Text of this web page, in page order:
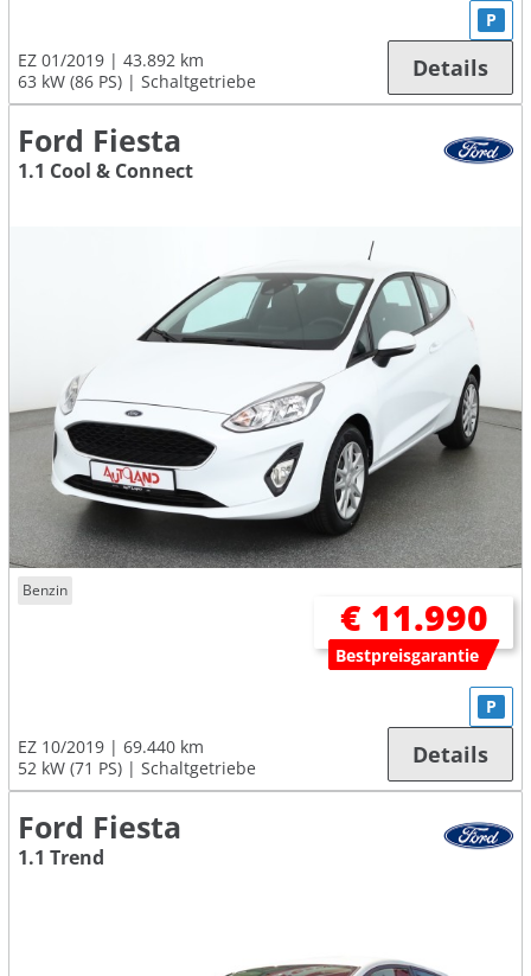
EZ 01/2019
43.892 km
63 kW (86 PS)
Schaltgetriebe
P
Details
Ford Fiesta
1.1 Cool & Connect
Benzin
€ 11.990
Bestpreisgarantie
EZ 10/2019
69.440 km
52 kW (71 PS)
Schaltgetriebe
P
Details
Ford Fiesta
1.1 Trend